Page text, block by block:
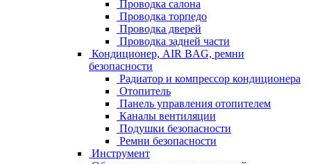
Проводка салона
Проводка торпедо
Проводка дверей
Проводка задней части
Кондиционер, AIR BAG, ремни
безопасности
Радиатор и компрессор кондиционера
Отопитель
Панель управления отопителем
Каналы вентиляции
Подушки безопасности
Ремни безопасности
Инструмент